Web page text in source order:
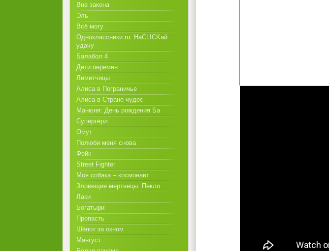
Вне закона
Эль
Всё могу
Одноклассники.ru: НаCLICKай
удачу
Балабол 4
Дети перемен
Лимитчицы
Алиса в Пограничье
Алиса в Стране чудес
Манюня: День рождения Ба
Супергёрл
Омут
Полюби меня снова
Фейк
Street Fighter
Моя собака – космонавт
Зловещие мертвецы: Пекло
Лаки
Богатыри
Пропасть
Шёпот за окном
Мангуст